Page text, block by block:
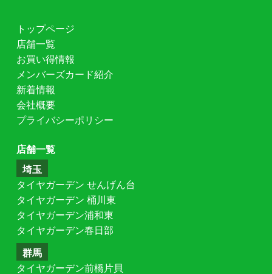
トップページ
店舗一覧
お買い得情報
メンバーズカード紹介
新着情報
会社概要
プライバシーポリシー
店舗一覧
埼玉
タイヤガーデン せんげん台
タイヤガーデン 桶川東
タイヤガーデン浦和東
タイヤガーデン春日部
群馬
タイヤガーデン前橋片貝